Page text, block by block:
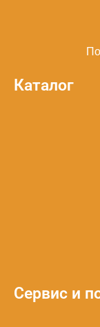
Каталог
Сервис и